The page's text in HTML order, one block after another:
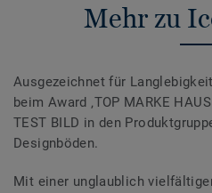
Mehr zu
Ausgezeichnet für
beim Award ‚TOP MARKE
TEST BILD in den
Designböden.
Mit einer unglaublich